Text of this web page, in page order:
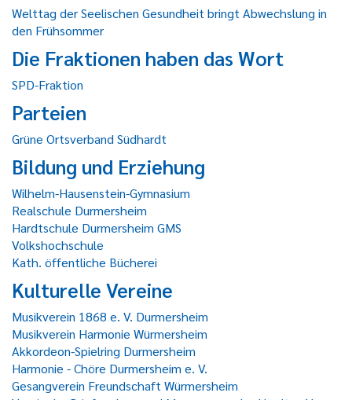
Welttag der Seelischen Gesundheit bringt Abwechslung in
den Frühsommer
Die Fraktionen haben das Wort
SPD-Fraktion
Parteien
Grüne Ortsverband Südhardt
Bildung und Erziehung
Wilhelm-Hausenstein-Gymnasium
Realschule Durmersheim
Hardtschule Durmersheim GMS
Volkshochschule
Kath. öffentliche Bücherei
Kulturelle Vereine
Musikverein 1868 e. V. Durmersheim
Musikverein Harmonie Würmersheim
Akkordeon-Spielring Durmersheim
Harmonie - Chöre Durmersheim e. V.
Gesangverein Freundschaft Würmersheim